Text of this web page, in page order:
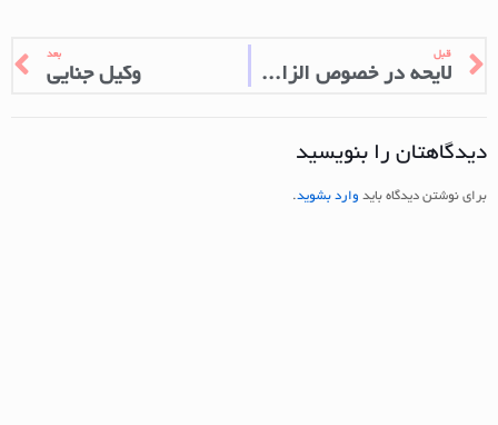
قبل
لایحه در خصوص الزام به فک رهن
بعد
وکیل جنایی
دیدگاهتان را بنویسید
برای نوشتن دیدگاه باید وارد بشوید.